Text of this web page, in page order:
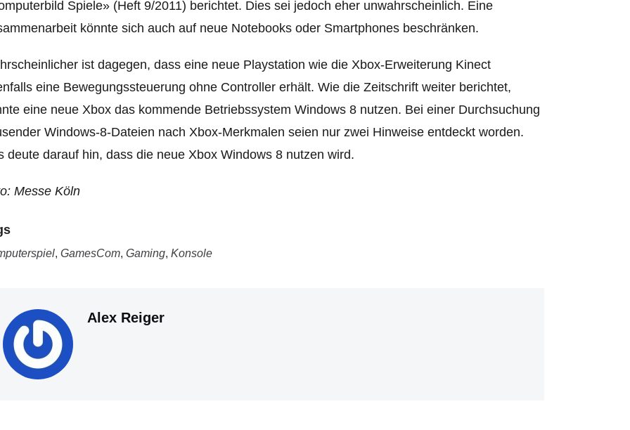
Spiele» (Heft 9/2011) berichtet. Dies sei jedoch eher unwahrscheinlich. Eine
könnte sich auch auf neue Notebooks oder Smartphones beschränken.
ist dagegen, dass eine neue Playstation wie die Xbox-Erweiterung Kinect
eine Bewegungssteuerung ohne Controller erhält. Wie die Zeitschrift weiter berichtet,
eine neue Xbox das kommende Betriebssystem Windows 8 nutzen. Bei einer Durchsuchung
Windows-8-Dateien nach Xbox-Merkmalen seien nur zwei Hinweise entdeckt worden.
deute darauf hin, dass die neue Xbox Windows 8 nutzen wird.
Messe Köln
, GamesCom, Gaming, Konsole
Alex Reiger